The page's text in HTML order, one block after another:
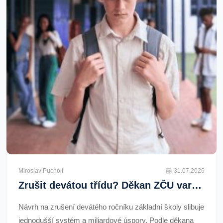
Miroslav Pucholt 31.07.2026
Zrušit devátou třídu? Děkan ZČU varuje před zkratkou, která může prohloubit nerovnosti
Návrh na zrušení devátého ročníku základní školy slibuje
jednodušší systém a miliardové úspory. Podle děkana